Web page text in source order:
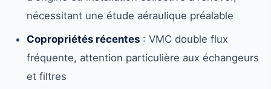
nécessitant une étude aéraulique préalable
Copropriétés récentes : VMC double flux
fréquente, attention particulière aux échangeurs
et filtres